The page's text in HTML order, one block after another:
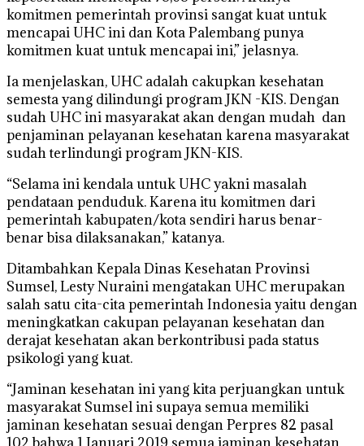
komitmen pemerintah provinsi sangat kuat untuk
mencapai UHC ini dan Kota Palembang punya
komitmen kuat untuk mencapai ini,” jelasnya.
Ia menjelaskan, UHC adalah cakupkan kesehatan
semesta yang dilindungi program JKN -KIS. Dengan
sudah UHC ini masyarakat akan dengan mudah dan
penjaminan pelayanan kesehatan karena masyarakat
sudah terlindungi program JKN-KIS.
“Selama ini kendala untuk UHC yakni masalah
pendataan penduduk. Karena itu komitmen dari
pemerintah kabupaten/kota sendiri harus benar-
benar bisa dilaksanakan,” katanya.
Ditambahkan Kepala Dinas Kesehatan Provinsi
Sumsel, Lesty Nuraini mengatakan UHC merupakan
salah satu cita-cita pemerintah Indonesia yaitu dengan
meningkatkan cakupan pelayanan kesehatan dan
derajat kesehatan akan berkontribusi pada status
psikologi yang kuat.
“Jaminan kesehatan ini yang kita perjuangkan untuk
masyarakat Sumsel ini supaya semua memiliki
jaminan kesehatan sesuai dengan Perpres 82 pasal